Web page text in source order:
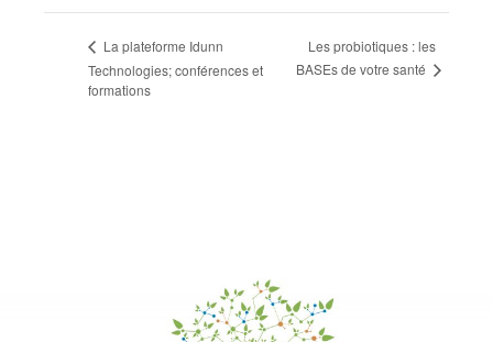
La plateforme Idunn
Technologies; conférences et
formations
Les probiotiques : les
BASEs de votre santé